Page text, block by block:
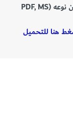
الحجم الأقصى القابل للتنزيل لأي ملف مهما كان نوعه (PDF, MS
هنا للتحميل